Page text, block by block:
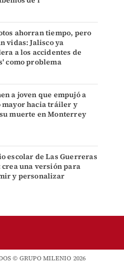
ahorran tiempo, pero
vidas: Jalisco ya
a los accidentes de
como problema
a joven que empujó a
mayor hacia tráiler y
muerte en Monterrey
escolar de Las Guerreras
crea una versión para
y personalizar
© GRUPO MILENIO 2026